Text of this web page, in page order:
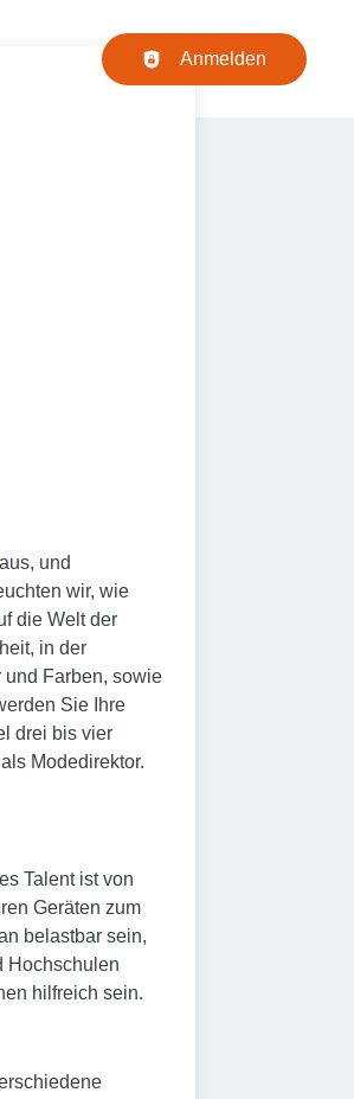
Haupt-Navigation
Anmelden
und
wir, wie
die Welt der
in der
und Farben, sowie
Sie Ihre
drei bis vier
Modedirektor.
Talent ist von
Geräten zum
belastbar sein,
Hochschulen
hilfreich sein.